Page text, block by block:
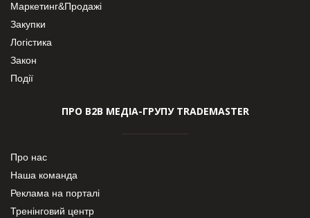
Маркетинг&Продажі
Закупки
Логістика
Закон
Події
ПРО В2В МЕДІА-ГРУПУ TRADEMASTER
Про нас
Наша команда
Реклама на порталі
Тренінговий центр